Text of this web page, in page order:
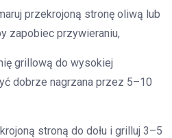
przekrojoną stronę oliwą lub
zapobiec przywieraniu,
grillową do wysokiej
dobrze nagrzana przez 5–10
stroną do dołu i grilluj 3–5